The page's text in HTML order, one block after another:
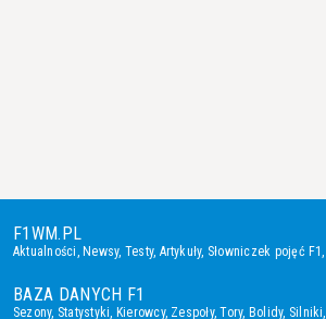
F1WM.PL
Aktualności, Newsy, Testy, Artykuły, Słowniczek pojęć F1,
BAZA DANYCH F1
Sezony, Statystyki, Kierowcy, Zespoły,Tory, Bolidy, Silniki,